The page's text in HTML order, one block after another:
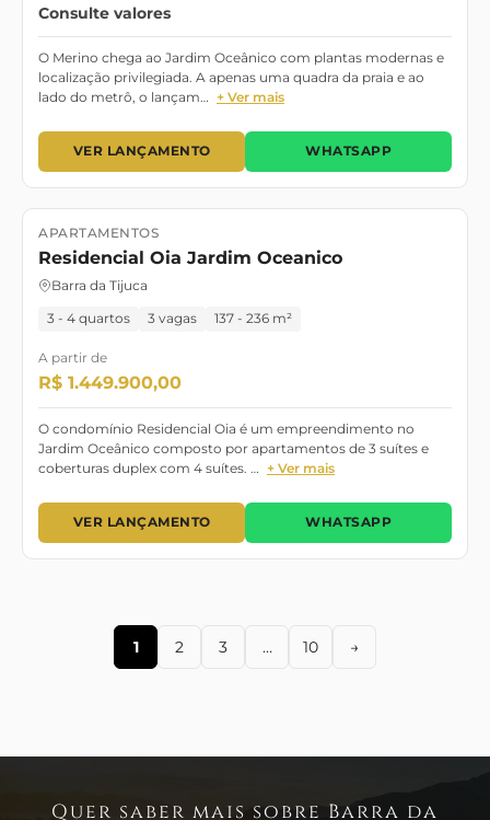
Consulte valores
O Merino chega ao Jardim Oceânico com plantas modernas e
localização privilegiada. A apenas uma quadra da praia e ao
lado do metrô, o lançam… + Ver mais
VER LANÇAMENTO WHATSAPP
Lançamento Pronto para morar
APARTAMENTOS
Residencial Oia Jardim Oceanico
Barra da Tijuca
3 - 4 quartos 3 vagas 137 - 236 m²
A partir de
R$ 1.449.900,00
O condomínio Residencial Oia é um empreendimento no
Jardim Oceânico composto por apartamentos de 3 suítes e
coberturas duplex com 4 suítes. … + Ver mais
VER LANÇAMENTO WHATSAPP
1 2 3 … 10 →
Quer saber mais sobre Barra da